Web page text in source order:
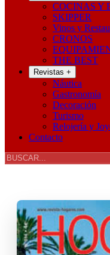
COCINAS Y
SKIPPER
Vinos y
CRONOS
THE BEST
Revistas +
Náutica
Gastronomía
Decoración
Turismo
Relojería y
Contacto